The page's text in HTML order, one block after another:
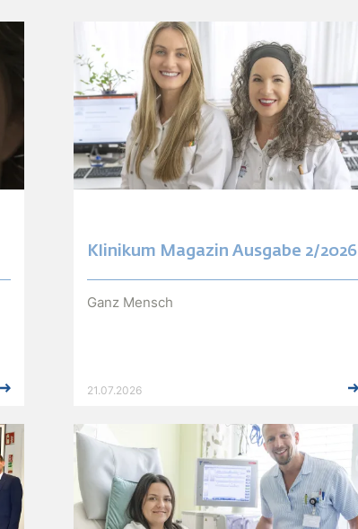
Klinikum Magazin Ausgabe 2/2026
Ganz Mensch
21.07.2026